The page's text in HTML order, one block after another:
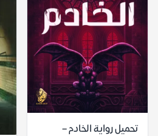
تحميل رواية الخادم –